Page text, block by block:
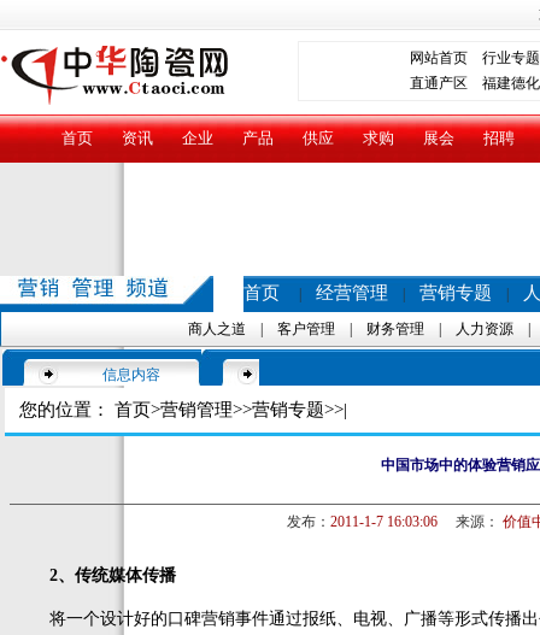
网站首页
行业专题
直通产区 福建德化
首页 资讯 企业 产品 供应 求购 展会 招聘
首页 经营管理 营销专题
商人之道 客户管理 财务管理 人力资源
信息内容
您的位置： 首页>营销管理>>营销专题>>|
中国市场中的体验营销
发布： 2011-1-7 16:03:06来源： 价值
2、传统媒体传播
将一个设计好的口碑营销事件通过报纸、电视、广播等形式传播